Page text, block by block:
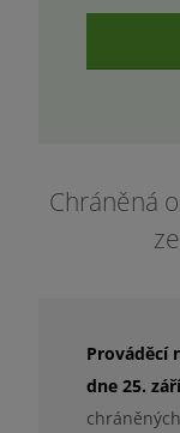
Chráněná
Prováděcí
dne 25.